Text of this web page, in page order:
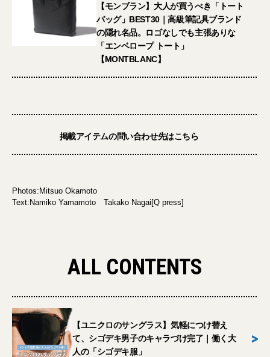
【モンブラン】大人が買うべき「トート
バッグ」BEST30｜高級筆記具ブランド
の隠れ名品。ロゴなしでも主張ありな
「エンベロープ トート」
【MONTBLANC】
掲載アイテムの問い合わせ先はこちら
Photos:Mitsuo Okamoto
Text:Namiko Yamamoto Takako Nagai[Q press]
ALL CONTENTS
【ユニクロのサングラス】気軽につけ替え
て、シゴデキ男子のキャラづけ完了｜働く大
人の「シゴデキ服」
>